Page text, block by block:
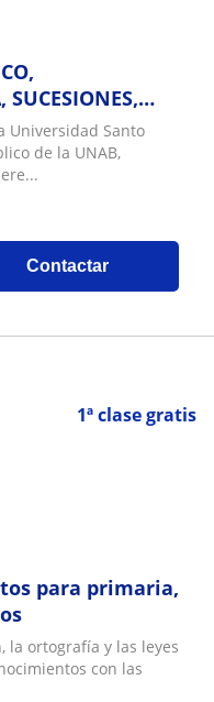
Universidad Santo
de la UNAB,
Contactar
1ª clase gratis
para primaria,
la ortografía y las leyes
con las